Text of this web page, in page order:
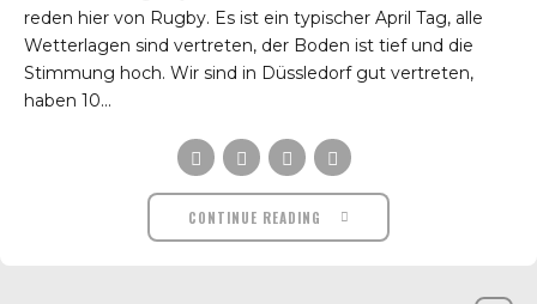
reden hier von Rugby. Es ist ein typischer April Tag, alle
Wetterlagen sind vertreten, der Boden ist tief und die
Stimmung hoch. Wir sind in Düssledorf gut vertreten,
haben 10...
CONTINUE READING